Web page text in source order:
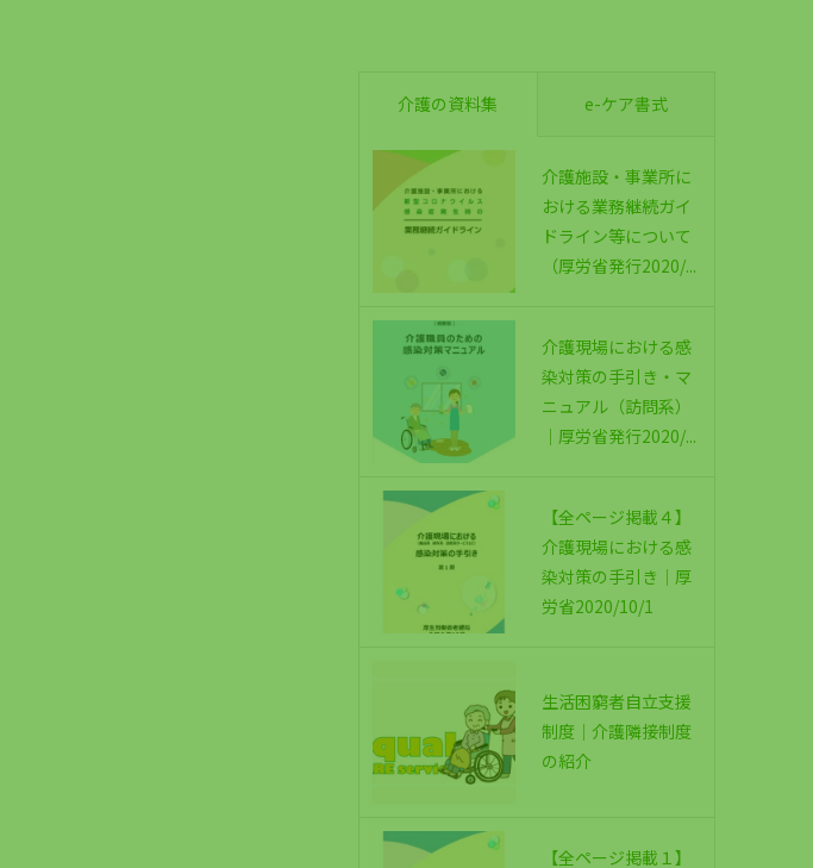
介護の資料集 e-ケア書式
介護施設・事業所に
おける業務継続ガイ
ドライン等について
（厚労省発行2020/...
介護現場における感
染対策の手引き・マ
ニュアル（訪問系）
｜厚労省発行2020/...
【全ページ掲載４】
介護現場における感
染対策の手引き｜厚
労省2020/10/1
生活困窮者自立支援
制度｜介護隣接制度
の紹介
【全ページ掲載１】